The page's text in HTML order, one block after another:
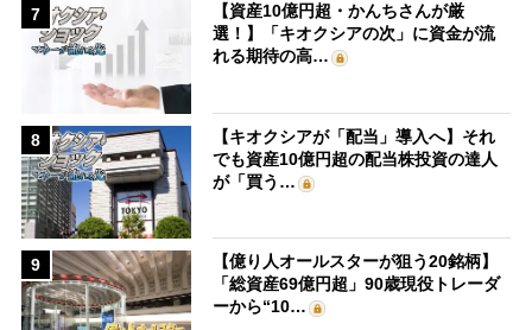
7
【資産10億円超・かんちさんが厳
選！】「キオクシアの次」に資金が流
れる期待の高…
8
【キオクシアが「配当」導入へ】それ
でも資産10億円超の配当株投資の達人
が「買う…
9
【億り人オールスターが狙う20銘柄】
「総資産69億円超」90歳現役トレーダ
ーから“10…